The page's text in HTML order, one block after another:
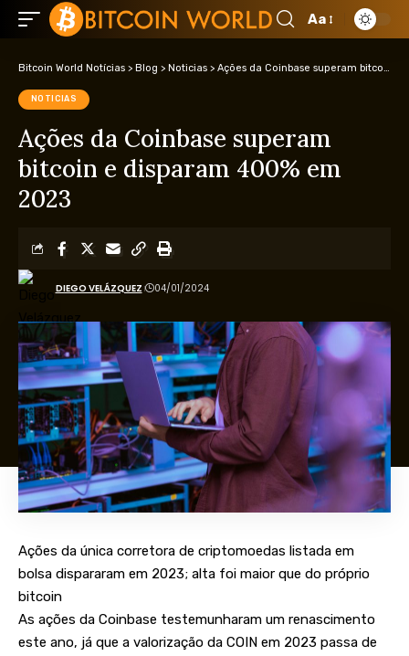
Aa
Bitcoin World Notícias > Blog > Noticias > Ações da Coinbase superam bitcoin e disparam 400% em 2023
NOTICIAS
Ações da Coinbase superam
bitcoin e disparam 400% em
2023
DIEGO VELÁZQUEZ 04/01/2024
Ações da única corretora de criptomoedas listada em
bolsa dispararam em 2023; alta foi maior que do próprio
bitcoin
As ações da Coinbase testemunharam um renascimento
este ano, já que a valorização da COIN em 2023 passa de